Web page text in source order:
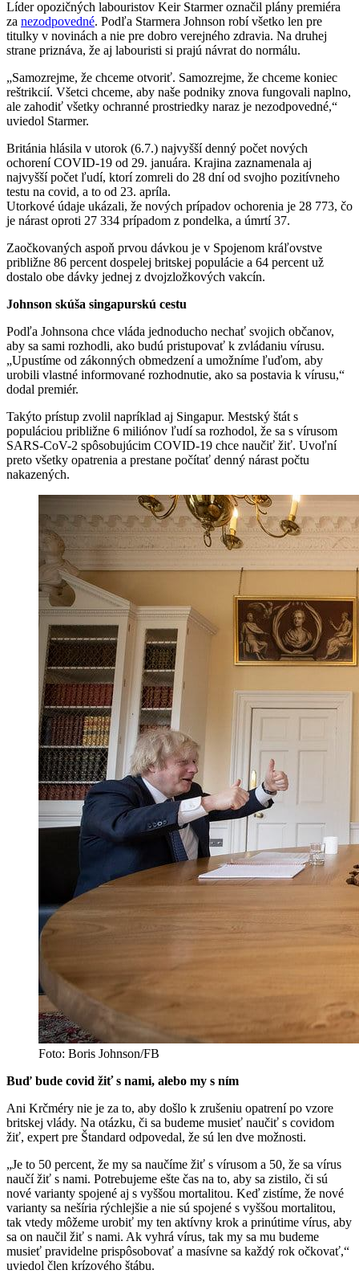
Líder opozičných labouristov Keir Starmer označil plány premiéra
za nezodpovedné. Podľa Starmera Johnson robí všetko len pre
titulky v novinách a nie pre dobro verejného zdravia. Na druhej
strane priznáva, že aj labouristi si prajú návrat do normálu.
„Samozrejme, že chceme otvoriť. Samozrejme, že chceme koniec
reštrikcií. Všetci chceme, aby naše podniky znova fungovali naplno,
ale zahodiť všetky ochranné prostriedky naraz je nezodpovedné,“
uviedol Starmer.
Británia hlásila v utorok (6.7.) najvyšší denný počet nových
ochorení COVID-19 od 29. januára. Krajina zaznamenala aj
najvyšší počet ľudí, ktorí zomreli do 28 dní od svojho pozitívneho
testu na covid, a to od 23. apríla.
Utorkové údaje ukázali, že nových prípadov ochorenia je 28 773, čo
je nárast oproti 27 334 prípadom z pondelka, a úmrtí 37.
Zaočkovaných aspoň prvou dávkou je v Spojenom kráľovstve
približne 86 percent dospelej britskej populácie a 64 percent už
dostalo obe dávky jednej z dvojzložkových vakcín.
Johnson skúša singapurskú cestu
Podľa Johnsona chce vláda jednoducho nechať svojich občanov,
aby sa sami rozhodli, ako budú pristupovať k zvládaniu vírusu.
„Upustíme od zákonných obmedzení a umožníme ľuďom, aby
urobili vlastné informované rozhodnutie, ako sa postavia k vírusu,“
dodal premiér.
Takýto prístup zvolil napríklad aj Singapur. Mestský štát s
populáciou približne 6 miliónov ľudí sa rozhodol, že sa s vírusom
SARS-CoV-2 spôsobujúcim COVID-19 chce naučiť žiť. Uvoľní
preto všetky opatrenia a prestane počítať denný nárast počtu
nakazených.
Foto: Boris Johnson/FB
Buď bude covid žiť s nami, alebo my s ním
Ani Krčméry nie je za to, aby došlo k zrušeniu opatrení po vzore
britskej vlády. Na otázku, či sa budeme musieť naučiť s covidom
žiť, expert pre Štandard odpovedal, že sú len dve možnosti.
„Je to 50 percent, že my sa naučíme žiť s vírusom a 50, že sa vírus
naučí žiť s nami. Potrebujeme ešte čas na to, aby sa zistilo, či sú
nové varianty spojené aj s vyššou mortalitou. Keď zistíme, že nové
varianty sa nešíria rýchlejšie a nie sú spojené s vyššou mortalitou,
tak vtedy môžeme urobiť my ten aktívny krok a prinútime vírus, aby
sa on naučil žiť s nami. Ak vyhrá vírus, tak my sa mu budeme
musieť pravidelne prispôsobovať a masívne sa každý rok očkovať,“
uviedol člen krízového štábu.